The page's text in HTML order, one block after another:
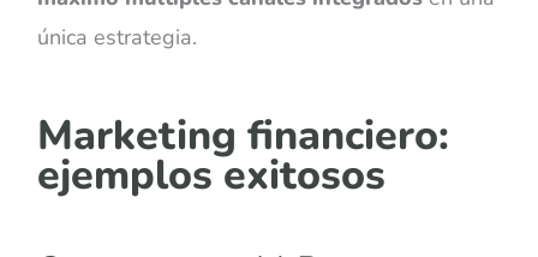
única estrategia.
Marketing financiero:
ejemplos exitosos